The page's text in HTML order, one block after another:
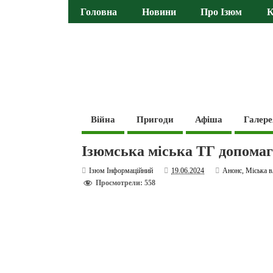
Головна Новини Про Ізюм
Війна Пригоди Афіша
Ізюмська міська ТГ
Ізюм Інформаційний 19.06.2024 Анонс,Міська
Просмотрели: 558